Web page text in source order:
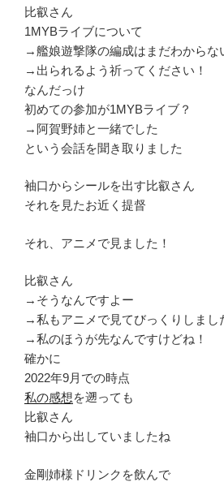
比叡さん
1MYBライブについて
→艦娘遊撃隊の編成はまだわからな
→出られるよう祈ってください！
なんだっけ
初めての参加が1MYBライブ？
→阿賀野姉と一緒でした
という会話を聞き取りました
袖口からシールを出す比叡さん
それを見たお近く提督
それ、アニメで見ました！
比叡さん
→そうなんですよー
→私もアニメで見てびっくりしまし
→私のほうが先なんですけどね！
確かに
2022年9月での時点
私の感想を遡っても
比叡さん
袖口から出していましたね
金剛姉様ドリンクを飲んで